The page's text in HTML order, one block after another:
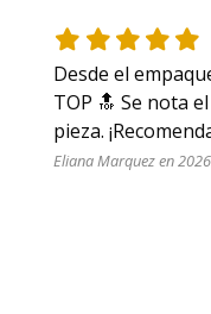
Desde el
TOP 🔝 Se nota
pieza.
Eliana Marquez en